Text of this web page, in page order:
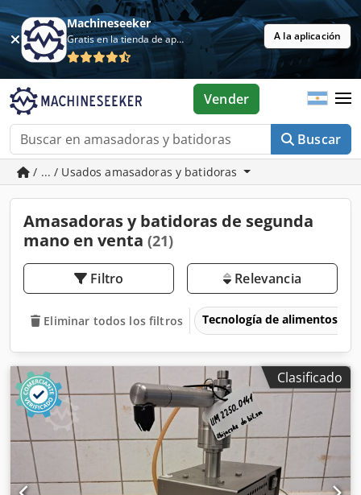
Machineseeker
Gratis en la tienda de aplicaciones A la aplicación
Buscar
Vender
/ ... / Usados amasadoras y batidoras
Amasadoras y batidoras de segunda
mano en venta (21)
Filtro Relevancia
Eliminar todos los filtros Tecnología de alimentos
Clasificado